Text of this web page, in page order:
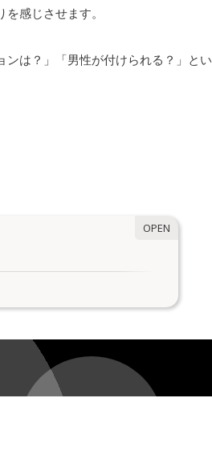
感じさせます。
は？」「男性が付けられる？」とい